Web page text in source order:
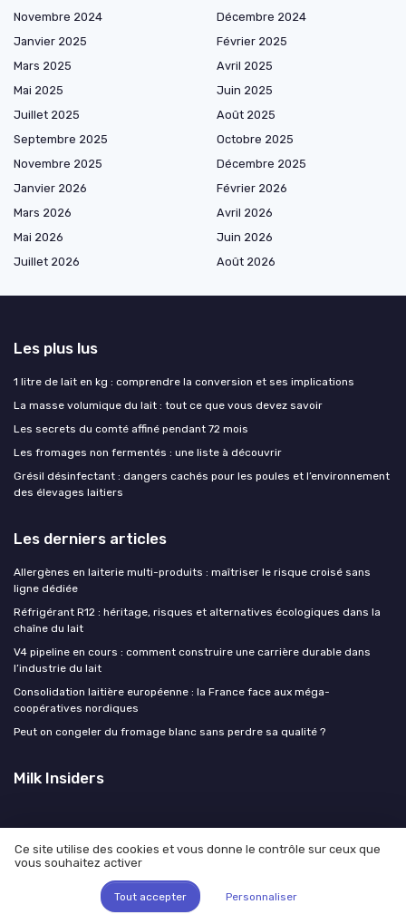
Novembre 2024
Décembre 2024
Janvier 2025
Février 2025
Mars 2025
Avril 2025
Mai 2025
Juin 2025
Juillet 2025
Août 2025
Septembre 2025
Octobre 2025
Novembre 2025
Décembre 2025
Janvier 2026
Février 2026
Mars 2026
Avril 2026
Mai 2026
Juin 2026
Juillet 2026
Août 2026
Les plus lus
1 litre de lait en kg : comprendre la conversion et ses implications
La masse volumique du lait : tout ce que vous devez savoir
Les secrets du comté affiné pendant 72 mois
Les fromages non fermentés : une liste à découvrir
Grésil désinfectant : dangers cachés pour les poules et l’environnement
des élevages laitiers
Les derniers articles
Allergènes en laiterie multi-produits : maîtriser le risque croisé sans
ligne dédiée
Réfrigérant R12 : héritage, risques et alternatives écologiques dans la
chaîne du lait
V4 pipeline en cours : comment construire une carrière durable dans
l’industrie du lait
Consolidation laitière européenne : la France face aux méga-
coopératives nordiques
Peut on congeler du fromage blanc sans perdre sa qualité ?
Milk Insiders
Mentions légales
© Milk Insiders 2026
Ce site utilise des cookies et vous donne le contrôle sur ceux que
vous souhaitez activer
Tout accepter Personnaliser